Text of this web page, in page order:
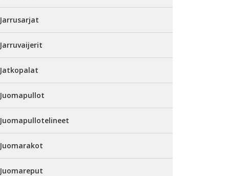
Jarrusarjat
Jarruvaijerit
Jatkopalat
Juomapullot
Juomapullotelineet
Juomarakot
Juomareput